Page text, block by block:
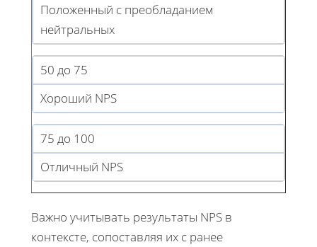
Положенный с преобладанием
нейтральных
50 до 75
Хороший NPS
75 до 100
Отличный NPS
Важно учитывать результаты NPS в
контексте, сопоставляя их с ранее